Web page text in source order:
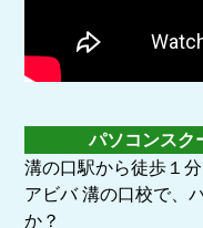
パソコンスク
溝の口駅から徒歩１分
アビバ 溝の口校で、
か？